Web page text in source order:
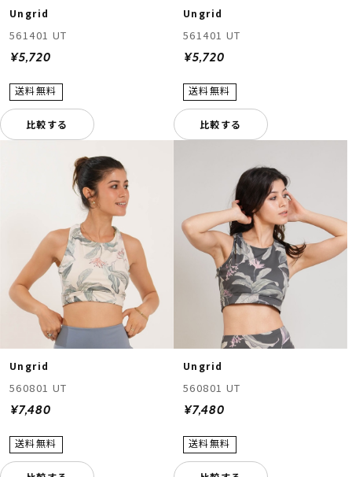
Ungrid
561401 UT
¥5,720
比較する
Ungrid
561401 UT
¥5,720
比較する
Ungrid
560801 UT
¥7,480
Ungrid
560801 UT
¥7,480